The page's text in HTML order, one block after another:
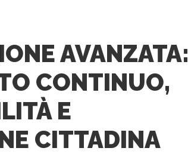
AVANZATA:
CONTINUO,
E
CITTADINA